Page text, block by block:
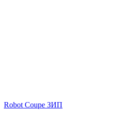
Robot Coupe ЗИП